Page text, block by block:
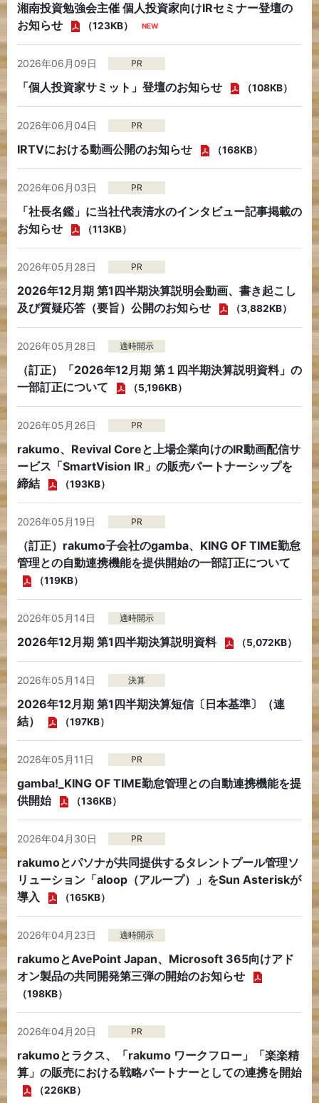
湘南投資勉強会主催 個人投資家向けIRセミナー登壇の
お知らせ
（123KB）
2026年06月09日 PR
「個人投資家サミット」登壇のお知らせ （108KB）
2026年06月04日 PR
IRTVにおける動画公開のお知らせ （168KB）
2026年06月03日 PR
「社長名鑑」に当社代表清水のインタビュー記事掲載の
お知らせ
（113KB）
2026年05月28日 PR
2026年12月期 第1四半期決算説明会動画、書き起こし
及び質疑応答（要旨）公開のお知らせ
（3,882KB）
2026年05月28日 適時開示
（訂正）「2026年12月期 第１四半期決算説明資料」の
一部訂正について
（5,196KB）
2026年05月26日 PR
rakumo、Revival Coreと上場企業向けのIR動画配信サ
ービス「SmartVision IR」の販売パートナーシップを
締結
（193KB）
2026年05月19日 PR
（訂正）rakumo子会社のgamba、KING OF TIME勤怠
管理との自動連携機能を提供開始の一部訂正について
（119KB）
2026年05月14日 適時開示
2026年12月期 第1四半期決算説明資料 （5,072KB）
2026年05月14日 決算
2026年12月期 第1四半期決算短信〔日本基準〕（連
結）
（197KB）
2026年05月11日 PR
gamba!_KING OF TIME勤怠管理との自動連携機能を提
供開始
（136KB）
2026年04月30日 PR
rakumoとパソナが共同提供するタレントプール管理ソ
リューション「aloop（アループ）」をSun Asteriskが
導入
（165KB）
2026年04月23日 適時開示
rakumoとAvePoint Japan、Microsoft 365向けアド
オン製品の共同開発第三弾の開始のお知らせ
（198KB）
2026年04月20日 PR
rakumoとラクス、「rakumo ワークフロー」「楽楽精
算」の販売における戦略パートナーとしての連携を開始
（226KB）